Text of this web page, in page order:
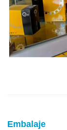
Embalaje